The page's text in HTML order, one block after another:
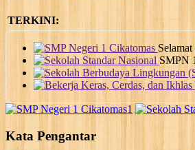
TERKINI:
SMPN
1
Kata Pengantar